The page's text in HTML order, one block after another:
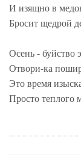
И изящно в
Бросит щедрой
Осень - буйство
Отвори-ка
Это время
Просто теплого